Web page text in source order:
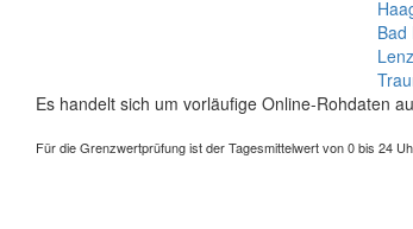
Bad
Es handelt sich um vorläufige Online-Rohdaten
Für die Grenzwertprüfung ist der Tagesmittelwert von 0 bis 24